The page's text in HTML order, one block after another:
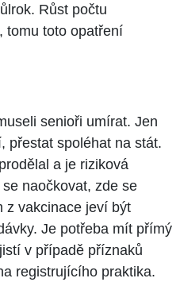
Růst počtu
tomu toto opatření
senioři umírat. Jen
přestat spoléhat na stát.
a je riziková
naočkovat, zde se
z vakcinace jeví být
Je potřeba mít přímý
v případě příznaků
registrujícího praktika.